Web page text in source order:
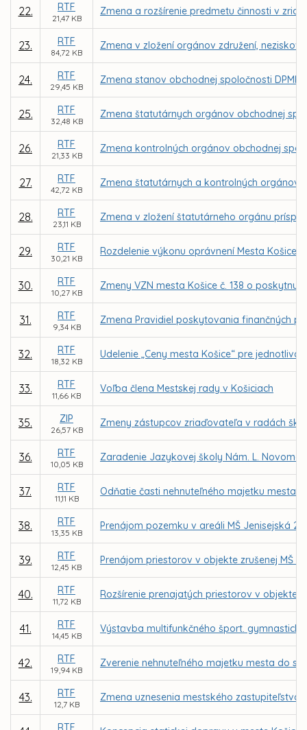
22. RTF
21,47 KB
Zmena a rozšírenie predmetu činnosti v
23. RTF
84,72 KB
Zmena v zložení orgánov združení,
24. RTF
29,45 KB
Zmena stanov obchodnej spoločnosti
25. RTF
32,48 KB
Zmena štatutárnych orgánov obchodnej
26. RTF
21,33 KB
Zmena kontrolných orgánov obchodnej
27. RTF
42,72 KB
Zmena štatutárnych a kontrolných orgánov
28. RTF
23,11 KB
Zmena v zložení štatutárneho orgánu
29. RTF
30,21 KB
Rozdelenie výkonu oprávnení Mesta
30. RTF
10,27 KB
Zmeny VZN mesta Košice č. 138 o
31. RTF
9,34 KB
Zmena Pravidiel poskytovania finančných
32. RTF
18,32 KB
Udelenie „Ceny mesta Košice“ pre
33. RTF
11,66 KB
Voľba člena Mestskej rady v Košiciach
35. ZIP
26,57 KB
Zmeny zástupcov zriaďovateľa v radách
36. RTF
10,05 KB
Zaradenie Jazykovej školy Nám. L.
37. RTF
11,11 KB
Odňatie časti nehnuteľného majetku mesta –
38. RTF
13,35 KB
Prenájom pozemku v areáli MŠ Jenisejská
39. RTF
12,45 KB
Prenájom priestorov v objekte zrušenej MŠ
40. RTF
11,72 KB
Rozšírenie prenajatých priestorov v objekte
41. RTF
14,45 KB
Výstavba multifunkčného šport.
42. RTF
19,94 KB
Zverenie nehnuteľného majetku mesta do
43. RTF
12,7 KB
Zmena uznesenia mestského zastupiteľstva